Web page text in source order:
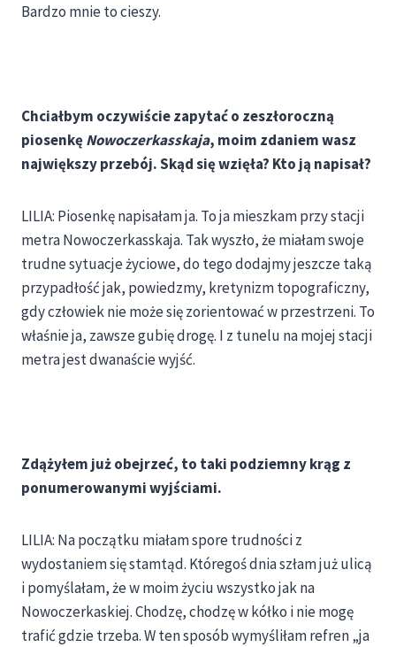
Bardzo mnie to cieszy.
Chciałbym oczywiście zapytać o zeszłoroczną
piosenkęNowoczerkasskaja, moim zdaniem wasz
największy przebój. Skąd się wzięła? Kto ją napisał?
LILIA: Piosenkę napisałam ja. To ja mieszkam przy stacji
metra Nowoczerkasskaja. Tak wyszło, że miałam swoje
trudne sytuacje życiowe, do tego dodajmy jeszcze taką
przypadłość jak, powiedzmy, kretynizm topograficzny,
gdy człowiek nie może się zorientować w przestrzeni. To
właśnie ja, zawsze gubię drogę. I z tunelu na mojej stacji
metra jest dwanaście wyjść.
Zdążyłem już obejrzeć, to taki podziemny krąg z
ponumerowanymi wyjściami.
LILIA: Na początku miałam spore trudności z
wydostaniem się stamtąd. Któregoś dnia szłam już ulicą
i pomyślałam, że w moim życiu wszystko jak na
Nowoczerkaskiej. Chodzę, chodzę w kółko i nie mogę
trafić gdzie trzeba. W ten sposób wymyśliłam refren „ja